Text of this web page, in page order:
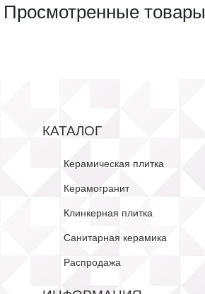
Просмотренные товары
КАТАЛОГ
Керамическая плитка
Керамогранит
Клинкерная плитка
Санитарная керамика
Распродажа